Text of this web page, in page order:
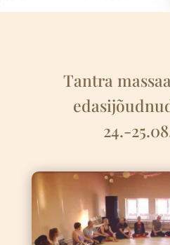
Tantra
24.-